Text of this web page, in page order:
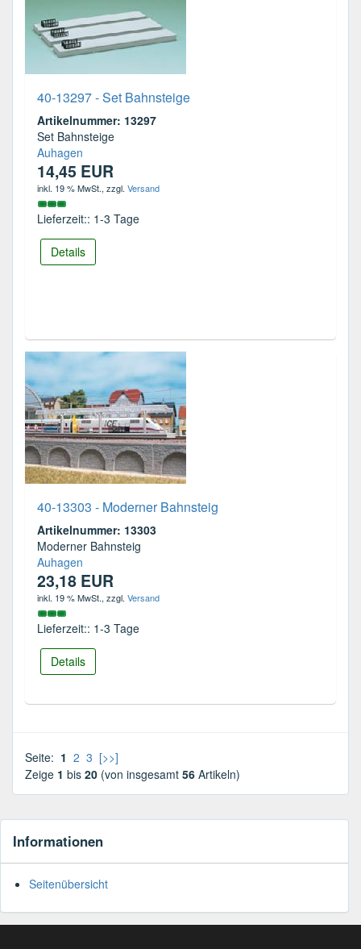
40-13297 - Set Bahnsteige
Artikelnummer: 13297
Set Bahnsteige
Auhagen
14,45 EUR
inkl. 19 % MwSt., zzgl. Versand
Lieferzeit:: 1-3 Tage
Details
40-13303 - Moderner Bahnsteig
Artikelnummer: 13303
Moderner Bahnsteig
Auhagen
23,18 EUR
inkl. 19 % MwSt., zzgl. Versand
Lieferzeit:: 1-3 Tage
Details
Seite: 1 2 3 [>>]
Zeige 1 bis 20 (von insgesamt 56 Artikeln)
Informationen
Seitenübersicht